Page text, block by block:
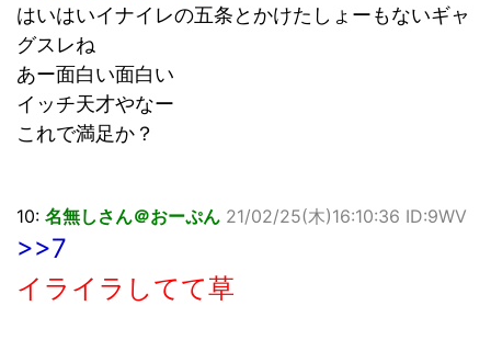
はいはいイナイレの五条とかけたしょーもないギャ
グスレね
あー面白い面白い
イッチ天才やなー
これで満足か？
10: 名無しさん＠おーぷん 21/02/25(木)16:10:36 ID:9WV
>>7
イライラしてて草